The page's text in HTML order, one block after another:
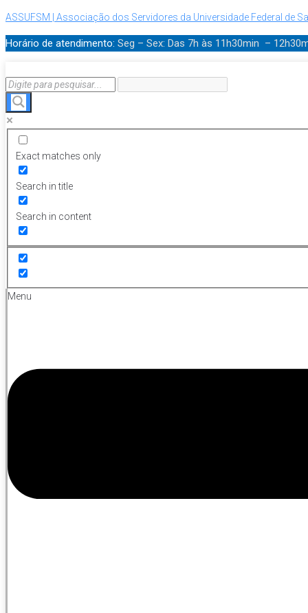
ASSUFSM | Associação dos Servidores da Universidade Federal de
Horário de atendimento: Seg – Sex: Das 7h às 11h30min –
Exact matches only
Search in title
Search in content
Menu